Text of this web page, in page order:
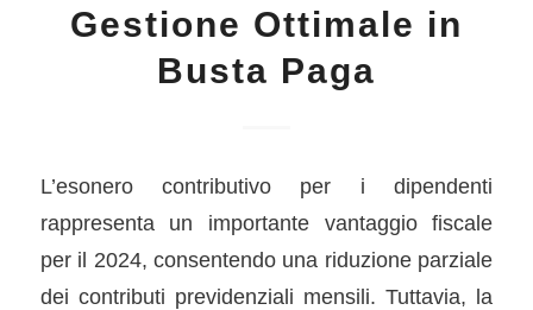
Gestione Ottimale in
Busta Paga
L’esonero contributivo per i dipendenti
rappresenta un importante vantaggio fiscale
per il 2024, consentendo una riduzione parziale
dei contributi previdenziali mensili. Tuttavia, la